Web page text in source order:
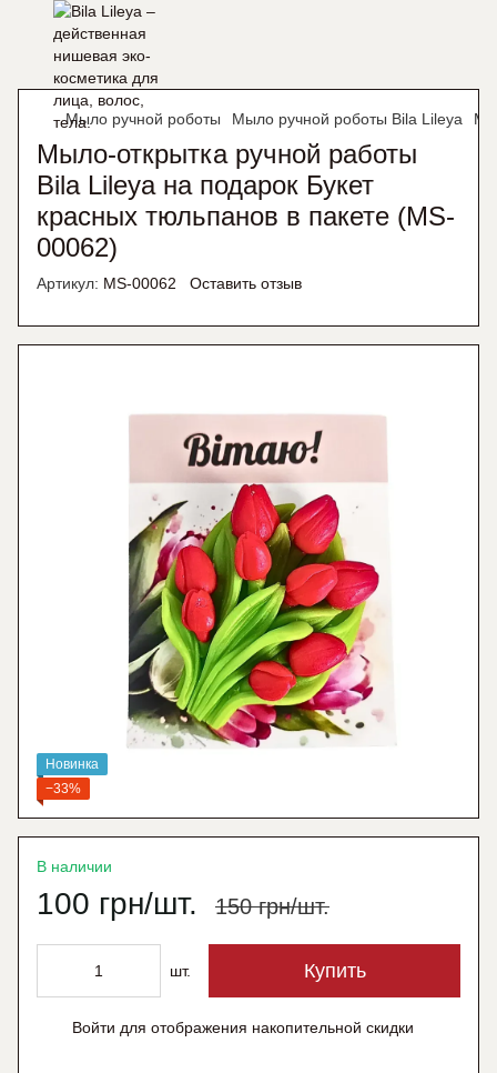
Мыло ручной роботы Мыло ручной роботы Bila Lileya
Мыло-открытка ручной работы
Bila Lileya на подарок Букет
красных тюльпанов в пакете (MS-
00062)
Артикул: MS-00062 Оставить отзыв
Новинка
−33%
В наличии
100 грн/шт. 150 грн/шт.
шт. Купить
Войти для отображения накопительной скидки